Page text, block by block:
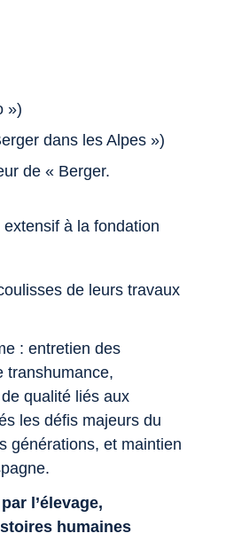
»)
dans les Alpes »)
de « Berger.
à la fondation
de leurs travaux
: entretien des
transhumance,
qualité liés aux
les défis majeurs du
générations, et maintien
l’élevage,
humaines